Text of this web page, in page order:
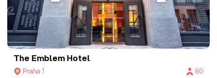
The Emblem Hotel
Praha 1
80